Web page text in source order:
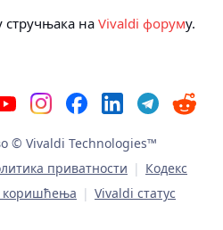
стручњака на Vivaldi форуму.
© Vivaldi Technologies™
приватности | Кодекс
коришћења | Vivaldi статус